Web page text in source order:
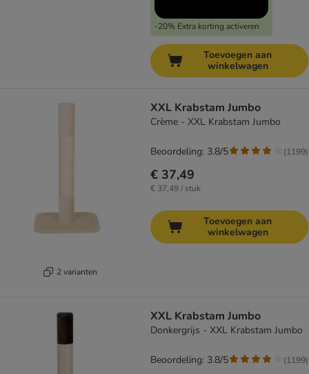
-20% Extra korting activeren
Toevoegen aan
winkelwagen
2 varianten
XXL Krabstam Jumbo
Crème - XXL Krabstam Jumbo
€ 37,49
€ 37,49 / stuk
Beoordeling: 3.8/5 (1199)
Toevoegen aan
winkelwagen
XXL Krabstam Jumbo
Donkergrijs - XXL Krabstam Jumbo
Beoordeling: 3.8/5 (1199)